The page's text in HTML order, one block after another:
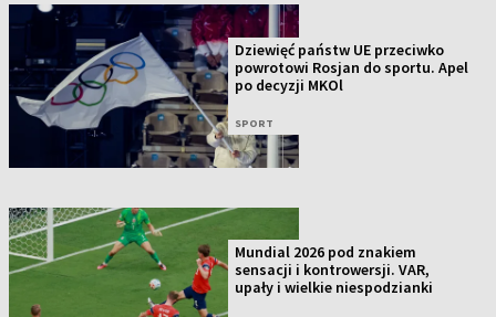
Dziewięć państw UE przeciwko
powrotowi Rosjan do sportu. Apel
po decyzji MKOl
SPORT
Mundial 2026 pod znakiem
sensacji i kontrowersji. VAR,
upały i wielkie niespodzianki